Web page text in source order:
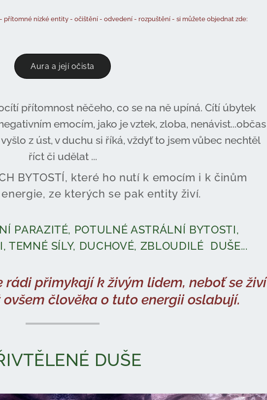
přítomné nízké entity - očištění - odvedení - rozpuštění - si můžete objednat zde:
Aura a její očista
přítomnost něčeho, co se na ně upíná. Cítí úbytek
emocím, jako je vztek, zloba, nenávist...občas
z úst, v duchu si říká, vždyť to jsem vůbec nechtěl
říct či udělat ...
BYTOSTÍ, které ho nutí k emocím i k činům
ze kterých se pak entity živí.
PARAZITÉ, POTULNÉ ASTRÁLNÍ BYTOSTI,
TEMNÉ SÍLY, DUCHOVÉ, ZBLOUDILÉ DUŠE...
rádi přimykají k živým lidem, neboť se živí
člověka o tuto energii oslabují.
DUŠE